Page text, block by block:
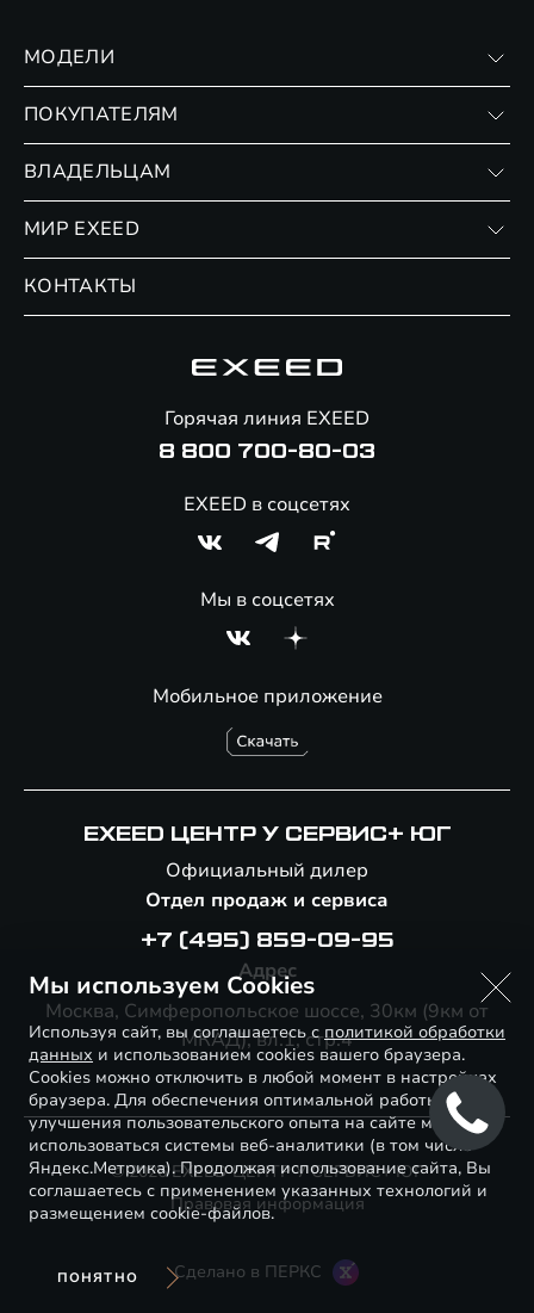
МОДЕЛИ
ПОКУПАТЕЛЯМ
Страхование
ВЛАДЕЛЬЦАМ
Сервис
Помощь на дорогах
МИР EXEED
КОНТАКТЫ
Мобильное приложение
Горячая линия EXEED
8 800 700-80-03
EXEED в соцсетях
Мы в соцсетях
EXEED ЦЕНТР У СЕРВИС+ ЮГ
Официальный дилер
Отдел продаж и сервиса
+7 (495) 859-09-95
Адрес
Москва, Симферопольское шоссе, 30км (9км от
МКАД), вл.1, стр.4
© 2026 EXEED ЦЕНТР У СЕРВИС+ ЮГ
Правовая информация
Сделано в ПЕРКС
Мы используем Cookies
Используя сайт, вы соглашаетесь сполитикой обработки
данных и использованием cookies вашего браузера.
Cookies можно отключить в любой момент в настройках
браузера. Для обеспечения оптимальной работы и
улучшения пользовательского опыта на сайте могут
использоваться системы веб-аналитики (в том числе
Яндекс.Метрика). Продолжая использование сайта, Вы
соглашаетесь с применением указанных технологий и
размещением cookie-файлов.
ПОНЯТНО